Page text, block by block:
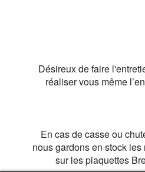
Désireux de faire
réaliser vous même
En cas de casse ou
nous gardons en stock
sur les plaquettes